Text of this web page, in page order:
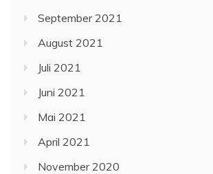
September 2021
August 2021
Juli 2021
Juni 2021
Mai 2021
April 2021
November 2020